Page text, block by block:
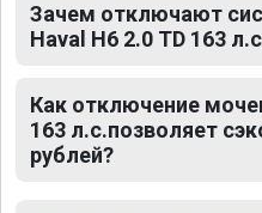
Зачем отключают
Haval H6 2.0 TD 163
Как отключение
163 л.с.позволяет
рублей?